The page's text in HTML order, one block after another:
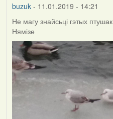
buzuk- 11.01.2019 - 14:21
Не магу знайсьці гэтых
Нямізе